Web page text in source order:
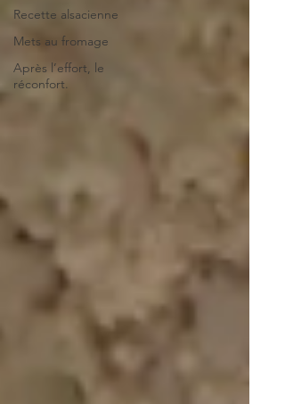
Recette alsacienne
Mets au fromage
Après l’effort, le
réconfort.